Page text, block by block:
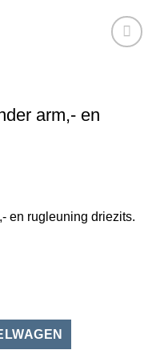
arm,- en
en rugleuning driezits.
en rugleuning driezits aantal